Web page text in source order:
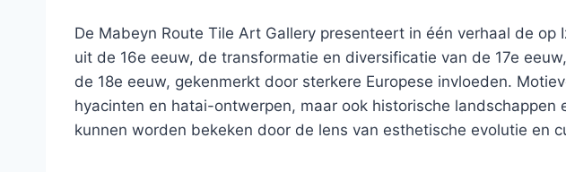
De Mabeyn Route Tile Art Gallery presenteert in één verhaal de op
uit de 16e eeuw, de transformatie en diversificatie van de 17e
de 18e eeuw, gekenmerkt door sterkere Europese invloeden.
hyacinten en hatai-ontwerpen, maar ook historische landschappen
kunnen worden bekeken door de lens van esthetische evolutie en